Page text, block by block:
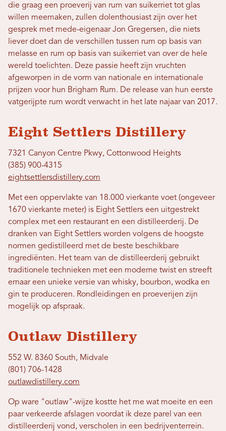
die graag een proeverij van rum van suikerriet tot glas
willen meemaken, zullen dolenthousiast zijn over het
gesprek met mede-eigenaar Jon Gregersen, die niets
liever doet dan de verschillen tussen rum op basis van
melasse en rum op basis van suikerriet van over de hele
wereld toelichten. Deze passie heeft zijn vruchten
afgeworpen in de vorm van nationale en internationale
prijzen voor hun Brigham Rum. De release van hun eerste
vatgerijpte rum wordt verwacht in het late najaar van 2017.
Eight Settlers Distillery
7321 Canyon Centre Pkwy, Cottonwood Heights
(385) 900-4315
eightsettlersdistillery.com
Met een oppervlakte van 18.000 vierkante voet (ongeveer
1670 vierkante meter) is Eight Settlers een uitgestrekt
complex met een restaurant en een distilleerderij. De
dranken van Eight Settlers worden volgens de hoogste
normen gedistilleerd met de beste beschikbare
ingrediënten. Het team van de distilleerderij gebruikt
traditionele technieken met een moderne twist en streeft
ernaar een unieke versie van whisky, bourbon, wodka en
gin te produceren. Rondleidingen en proeverijen zijn
mogelijk op afspraak.
Outlaw Distillery
552 W. 8360 South, Midvale
(801) 706-1428
outlawdistillery.com
Op ware "outlaw"-wijze kostte het me wat moeite en een
paar verkeerde afslagen voordat ik deze parel van een
distilleerderij vond, verscholen in een bedrijventerrein.